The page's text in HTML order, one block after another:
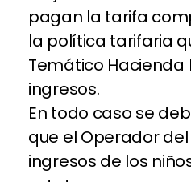
pagan la tarifa
la política tarifaria
Temático
ingresos.
En todo caso se
que el Operador
ingresos de los